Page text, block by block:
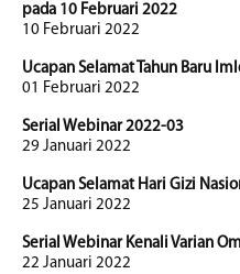
pada 10 Februari 2022
10 Februari 2022
Ucapan Selamat Tahun Baru
01 Februari 2022
Serial Webinar 2022-03
29 Januari 2022
Ucapan Selamat Hari Gizi
25 Januari 2022
Serial Webinar Kenali Varian
22 Januari 2022